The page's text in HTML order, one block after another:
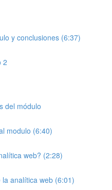
y conclusiones (6:37)
2
del módulo
modulo (6:40)
web? (2:28)
analítica web (6:01)